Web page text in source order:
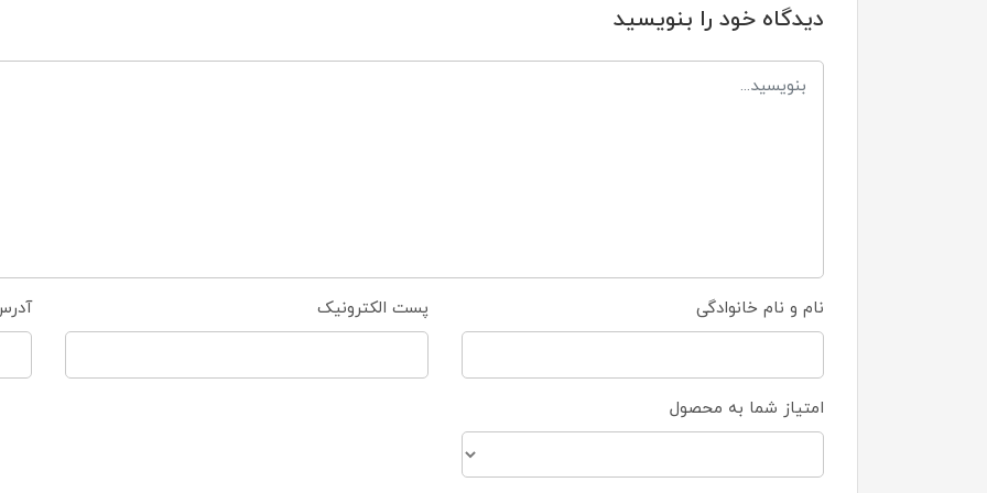
دیدگاه خود را بنویسید
نام و نام خانوادگی پست الکترونیک
امتیاز شما به محصول